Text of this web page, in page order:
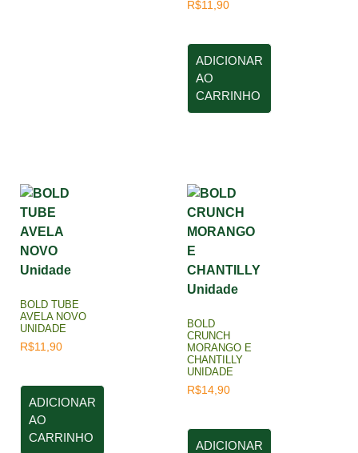
R$11,90
ADICIONAR
AO
CARRINHO
BOLD TUBE
AVELA NOVO
UNIDADE
R$11,90
ADICIONAR
AO
CARRINHO
BOLD
CRUNCH
MORANGO E
CHANTILLY
UNIDADE
R$14,90
ADICIONAR